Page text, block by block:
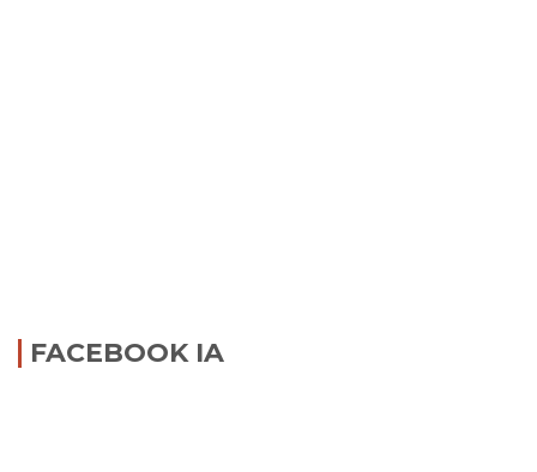
FACEBOOK IA